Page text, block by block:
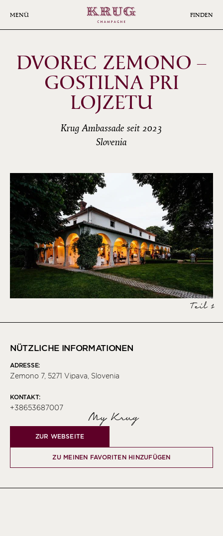
MENÜ FINDEN
DVOREC ZEMONO –
GOSTILNA PRI
LOJZETU
Krug Ambassade seit 2023
Slovenia
Teil 1
NÜTZLICHE INFORMATIONEN
ADRESSE:
Zemono 7, 5271 Vipava, Slovenia
KONTAKT:
+38653687007
My Krug
ZUR WEBSEITE
ZU MEINEN FAVORITEN HINZUFÜGEN